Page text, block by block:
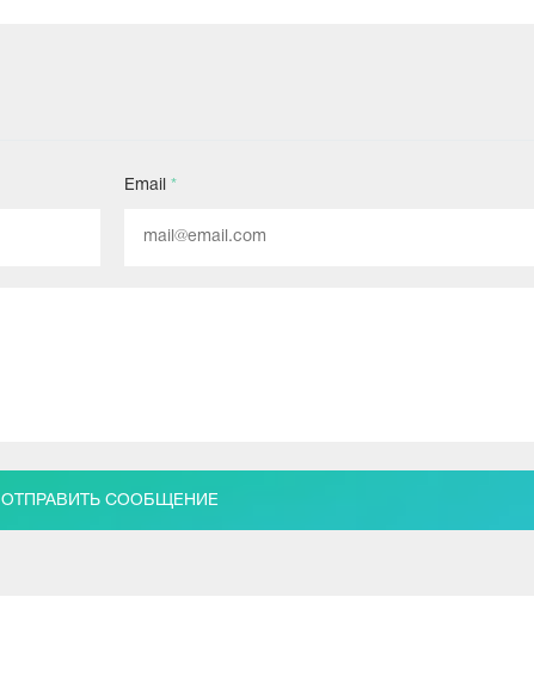
Email *
ОТПРАВИТЬ СООБЩЕНИЕ